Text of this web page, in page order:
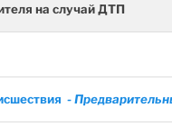
на случай ДТП
-